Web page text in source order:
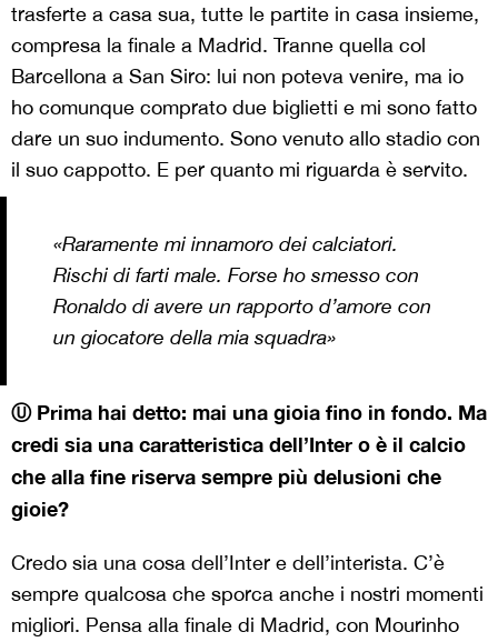
trasferte a casa sua, tutte le partite in casa insieme,
compresa la finale a Madrid. Tranne quella col
Barcellona a San Siro: lui non poteva venire, ma io
ho comunque comprato due biglietti e mi sono fatto
dare un suo indumento. Sono venuto allo stadio con
il suo cappotto. E per quanto mi riguarda è servito.
«Raramente mi innamoro dei calciatori.
Rischi di farti male. Forse ho smesso con
Ronaldo di avere un rapporto d’amore con
un giocatore della mia squadra»
Ⓤ Prima hai detto: mai una gioia fino in fondo. Ma
credi sia una caratteristica dell’Inter o è il calcio
che alla fine riserva sempre più delusioni che
gioie?
Credo sia una cosa dell’Inter e dell’interista. C’è
sempre qualcosa che sporca anche i nostri momenti
migliori. Pensa alla finale di Madrid, con Mourinho